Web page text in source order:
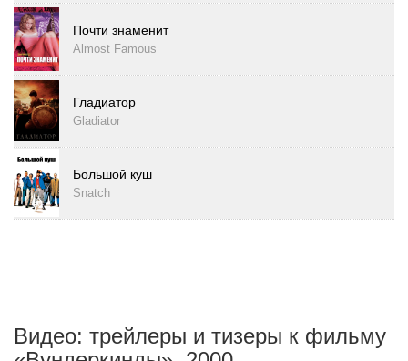
Почти знаменит
Almost Famous
Гладиатор
Gladiator
Большой куш
Snatch
Видео: трейлеры и тизеры к фильму